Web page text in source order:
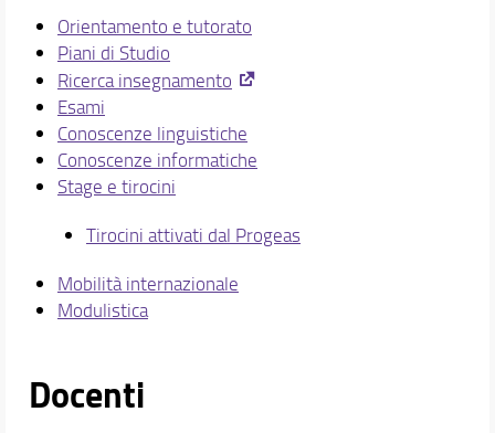
Orientamento e tutorato
Piani di Studio
Ricerca insegnamento
Esami
Conoscenze linguistiche
Conoscenze informatiche
Stage e tirocini
Tirocini attivati dal Progeas
Mobilità internazionale
Modulistica
Docenti